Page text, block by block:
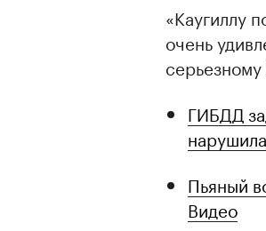
«Каугиллу
очень
ГИБДД
Пьяный
Видео